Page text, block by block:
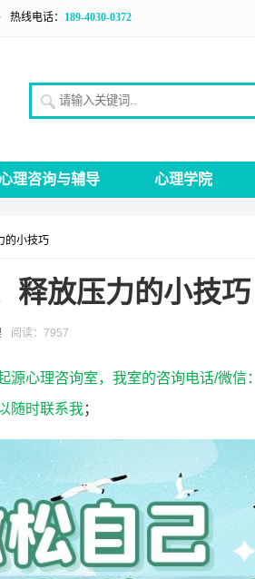
热线电话： 189-4030-0372
请输入关键词
理咨询与辅导 心理学院
的小技巧
释放压力的小技巧
阅读：7957
源心理咨询室，我室的咨询电话/微信：
随时联系我；